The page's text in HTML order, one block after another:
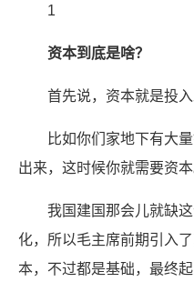
1
资本到底是啥？
首先说，资本就是投
比如你们家地下有大
出来，这时候你就需要资本
我国建国那会儿就缺
化，所以毛主席前期引入
本，不过都是基础，最终